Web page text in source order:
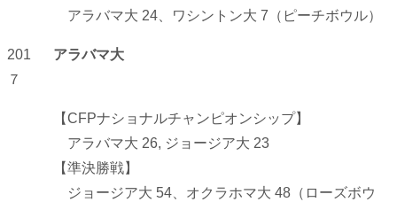
アラバマ大 24、ワシントン大 7（ピーチボウル）
201
７
アラバマ大
【CFPナショナルチャンピオンシップ】
アラバマ大 26, ジョージア大 23
【準決勝戦】
ジョージア大 54、オクラホマ大 48（ローズボウ